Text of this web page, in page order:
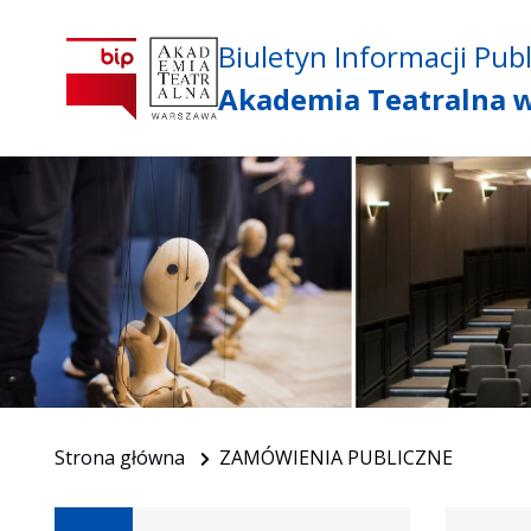
Biuletyn Informacji
Akademia Teatralna
Strona główna ZAMÓWIENIA PUBLICZNE